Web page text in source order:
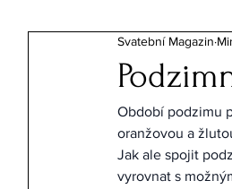
Svatební Magazin
Období podzimu
oranžovou a
Jak ale spojit
vyrovnat s